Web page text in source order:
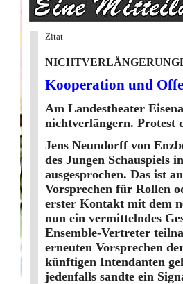
Zitat
Kooperation und
Am Landestheater
nichtverlängern. Protest
Jens Neundorff von
des Jungen Schauspiels
ausgesprochen. Das ist
Vorsprechen für Rollen
erster Kontakt mit dem
nun ein vermittelndes
Ensemble-Vertreter
erneuten Vorsprechen
künftigen Intendanten
jedenfalls sandte ein